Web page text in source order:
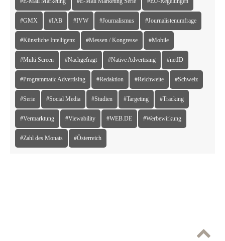
#GMX #IAB #IVW #Journalismus #Journalistenumfrage
#Künstliche Intelligenz #Messen / Kongresse #Mobile
#Multi Screen #Nachgefragt #Native Advertising #netID
#Programmatic Advertising #Redaktion #Reichweite #Schweiz
#Serie #Social Media #Studien #Targeting #Tracking
#Vermarktung #Viewability #WEB.DE #Werbewirkung
#Zahl des Monats #Österreich
